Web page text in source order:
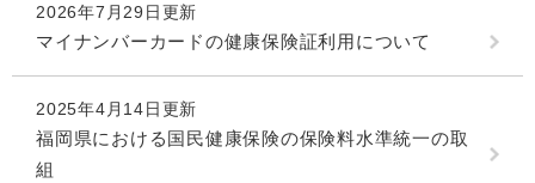
2026年7月29日更新
マイナンバーカードの健康保険証利用について
2025年4月14日更新
福岡県における国民健康保険の保険料水準統一の取
組